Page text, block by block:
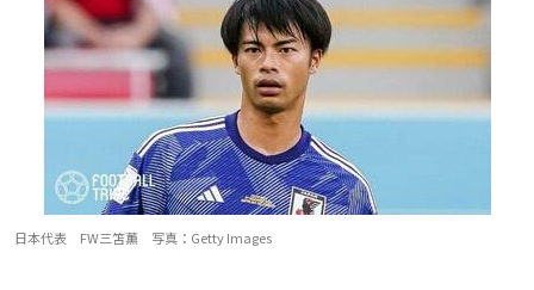
日本代表 FW三笘薫 写真：Getty Images